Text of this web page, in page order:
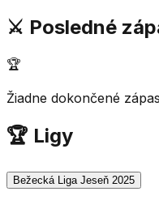
⚔️ Posledné
🏆
Žiadne dokončené
🏆 Ligy
Bežecká Liga Jeseň 2025